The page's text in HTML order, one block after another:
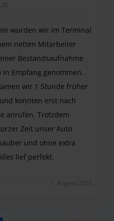
wurden wir im Terminal
netten Mitarbeiter
Bestandsaufnahme
Empfang genommen.
wir 1 Stunde früher
konnten erst nach
anrufen. Trotzdem
Zeit unser Auto
und ohne extra
lief perfekt.
1. August 2026